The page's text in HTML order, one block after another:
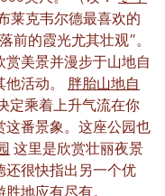
莱克韦尔德最喜欢的
前的霞光尤其壮观”。
美景并漫步于山地自
他活动。 胖胎山地自
乘着上升气流在你
这番景象。这座公园也
这里是欣赏壮丽夜景
还很快指出另一个优